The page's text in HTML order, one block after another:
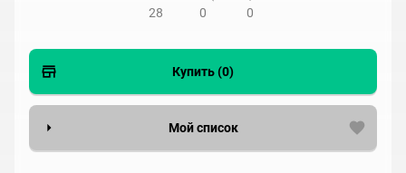
28 0 0
Купить (0)
Мой список